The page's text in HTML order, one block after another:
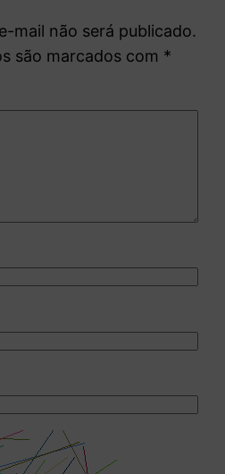
mail não será publicado.
são marcados com *